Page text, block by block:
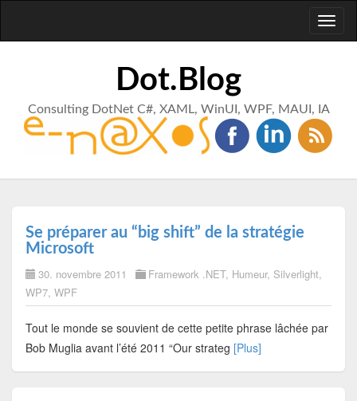
Dot.Blog
Consulting DotNet C#, XAML, WinUI, WPF, MAUI, IA
Se préparer au “big shift” de la stratégie
Microsoft
30. novembre 2011 Framework .NET, Humeur, Silverlight,
WP7, WPF
Tout le monde se souvient de cette petite phrase lâchée par
Bob Muglia avant l’été 2011 “Our strateg [Plus]